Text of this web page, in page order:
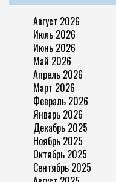
Август 2026
Июль 2026
Июнь 2026
Май 2026
Апрель 2026
Март 2026
Февраль 2026
Январь 2026
Декабрь 2025
Ноябрь 2025
Октябрь 2025
Сентябрь 2025